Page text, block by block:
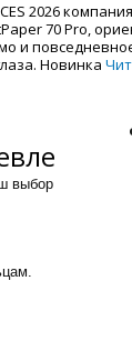
2026
70 Pro,
и
Новинка
выбор